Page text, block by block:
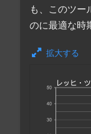
も、このツ
のに最適な時
拡大する